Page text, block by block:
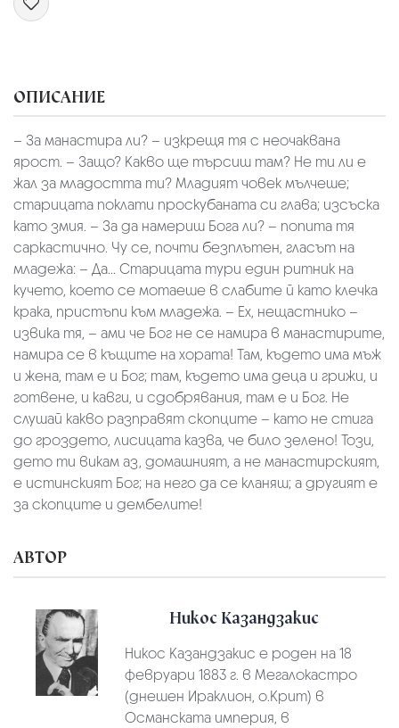
ОПИСАНИЕ
– За манастира ли? – изкрещя тя с неочаквана
ярост. – Защо? Какво ще търсиш там? Не ти ли е
жал за младостта ти? Младият човек мълчеше;
старицата поклати проскубаната си глава; изсъска
като змия. – За да намериш Бога ли? – попита тя
саркастично. Чу се, почти безплътен, гласът на
младежа: – Да... Старицата тури един ритник на
кучето, което се мотаеше в слабите й като клечка
крака, пристъпи към младежа. – Ех, нещастнико –
извика тя, – ами че Бог не се намира в манастирите,
намира се в къщите на хората! Там, където има мъж
и жена, там е и Бог; там, където има деца и грижи, и
готвене, и кавги, и сдобрявания, там е и Бог. Не
слушай какво разправят скопците – като не стига
до гроздето, лисицата казва, че било зелено! Този,
дето ти викам аз, домашният, а не манастирският,
е истинският Бог; на него да се кланяш; а другият е
за скопците и дембелите!
АВТОР
Никос Казандзакис
Никос Казандзакис е роден на 18
февруари 1883 г. в Мегалокастро
(днешен Ираклион, о.Крит) в
Османската империя, в